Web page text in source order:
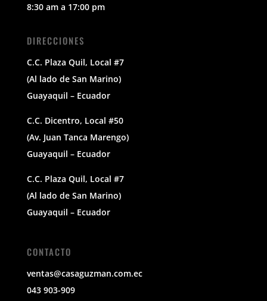
8:30 am a 17:00 pm
DIRECCIONES
C.C. Plaza Quil, Local #7
(Al lado de San Marino)
Guayaquil – Ecuador
C.C. Dicentro, Local #50
(Av. Juan Tanca Marengo)
Guayaquil – Ecuador
C.C. Plaza Quil, Local #7
(Al lado de San Marino)
Guayaquil – Ecuador
CONTACTO
ventas@casaguzman.com.ec
043 903-909